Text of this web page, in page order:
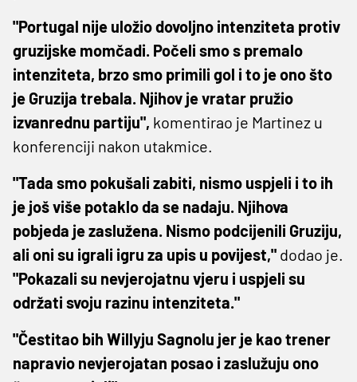
"Portugal nije uložio dovoljno intenziteta protiv
gruzijske momčadi. Počeli smo s premalo
intenziteta, brzo smo primili gol i to je ono što
je Gruzija trebala. Njihov je vratar pružio
izvanrednu partiju", komentirao je Martinez u
konferenciji nakon utakmice.
"Tada smo pokušali zabiti, nismo uspjeli i to ih
je još više potaklo da se nadaju. Njihova
pobjeda je zaslužena. Nismo podcijenili Gruziju,
ali oni su igrali igru ​​za upis u povijest," dodao je.
"Pokazali su nevjerojatnu vjeru i uspjeli su
održati svoju razinu intenziteta."
"Čestitao bih Willyju Sagnolu jer je kao trener
napravio nevjerojatan posao i zaslužuju ono